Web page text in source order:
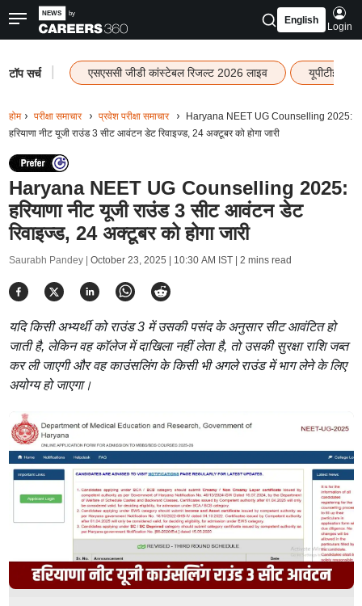
English
Login
टॉप सर्च एसएससी जीडी कांस्टेबल रिजल्ट 2026 लाइव यूपीटीईटी
होम परीक्षा समाचार प्रवेश परीक्षा समाचार
Haryana NEET UG Counselling 2025:
हरियाणा नीट यूजी राउंड 3 सीट आवंटन डेट रिवाइज्ड, 24 अक्टूबर को होगा जारी
Haryana NEET UG Counselling 2025:
हरियाणा नीट यूजी राउंड 3 सीट आवंटन डेट
रिवाइज्ड, 24 अक्टूबर को होगा जारी
Saurabh Pandey | October 23, 2025 | 10:30 AM IST| 2 mins read
यदि किसी अभ्यर्थी को राउंड 3 में उसकी पसंद के अनुसार सीट आवंटित हो
जाती है, लेकिन वह कॉलेज में दाखिला नहीं लेता है, तो उसकी सुरक्षा राशि जब्त
कर ली जाएगी और वह काउंसलिंग के किसी भी अगले राउंड में भाग लेने के लिए
अयोग्य हो जाएगा।